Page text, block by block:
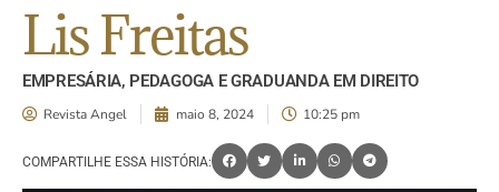
Lis Freitas
EMPRESÁRIA, PEDAGOGA E GRADUANDA EM DIREITO
Revista Angel maio 8, 2024 10:25 pm
COMPARTILHE ESSA HISTÓRIA: